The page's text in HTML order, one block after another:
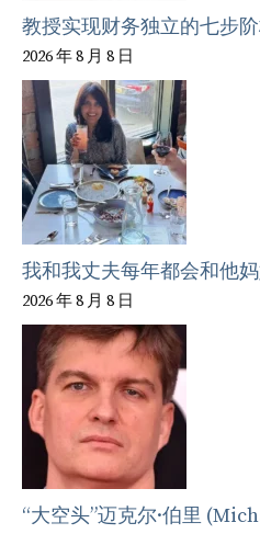
教授实现财务独立的七步
2026 年 8 月 8 日
我和我丈夫每年都会和他
2026 年 8 月 8 日
“大空头”迈克尔·伯里